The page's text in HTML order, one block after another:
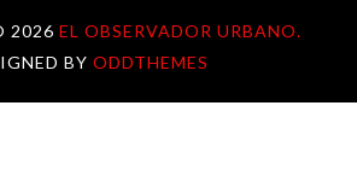
2026 EL OBSERVADOR URBANO.
BY ODDTHEMES